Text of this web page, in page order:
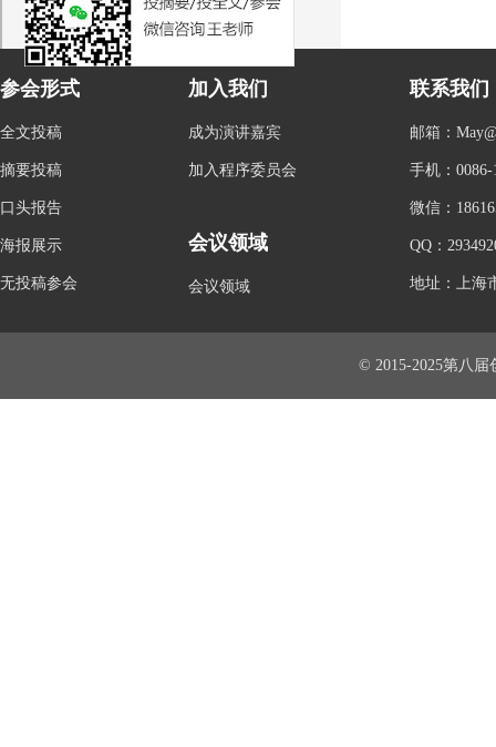
参会形式
全文投稿
摘要投稿
口头报告
海报展示
无投稿参会
加入我们
成为演讲嘉宾
加入程序委员会
会议领域
会议领域
联系我们
邮箱：
手机：0086-
微信：
QQ：
地址：上海
© 2015-2025第八